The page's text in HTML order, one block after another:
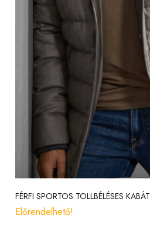
FÉRFI SPORTOS TOLLBÉLÉSES KABÁT
Előrendelhető!